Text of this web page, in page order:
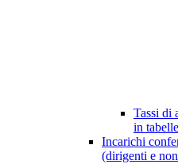
Tassi di
in
Incarichi
(dirigenti e